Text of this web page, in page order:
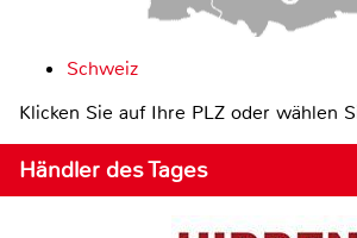
Schweiz
Klicken Sie auf Ihre PLZ oder wählen
Händler des Tages